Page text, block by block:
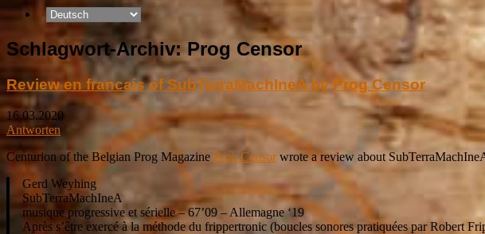
Schlagwort-Archiv: Prog Censor
Review en francais of SubTerraMachIneA by Prog Censor
16.03.2020
Antworten
Centurion of the Belgian Prog Magazine Prog Censor wrote a review about
Gerd Weyhing
SubTerraMachIneA
musique progressive et sérielle – 67’09 – Allemagne ‘19
Après s’être exercé à la méthode du frippertronic (boucles sonores pratiquées par Robert